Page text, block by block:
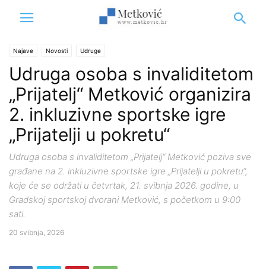
Najave Novosti Udruge
Udruga osoba s invaliditetom
„Prijatelj“ Metković organizira
2. inkluzivne sportske igre
„Prijatelji u pokretu“
Udruga osoba s invaliditetom „Prijatelj“ Metković poziva sve
građane na 2. inkluzivne sportske igre „Prijatelji u pokretu“,
koje će se održati u četvrtak, 21. svibnja 2026. godine, u
Gradskoj sportskoj dvorani Metković, s početkom u 9:00
sati.
20 svibnja, 2026